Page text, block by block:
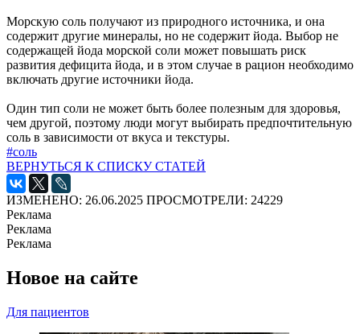
Морскую соль получают из природного источника, и она
содержит другие минералы, но не содержит йода. Выбор не
содержащей йода морской соли может повышать риск
развития дефицита йода, и в этом случае в рацион необходимо
включать другие источники йода.
Один тип соли не может быть более полезным для здоровья,
чем другой, поэтому люди могут выбирать предпочтительную
соль в зависимости от вкуса и текстуры.
#соль
ВЕРНУТЬСЯ К СПИСКУ СТАТЕЙ
ИЗМЕНЕНО: 26.06.2025 ПРОСМОТРЕЛИ: 24229
Реклама
Реклама
Реклама
Новое на сайте
Для пациентов